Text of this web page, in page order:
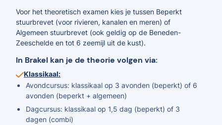
Voor het theoretisch examen kies je tussen Beperkt
stuurbrevet (voor rivieren, kanalen en meren) of
Algemeen stuurbrevet (ook geldig op de Beneden-
Zeeschelde en tot 6 zeemijl uit de kust).
In Brakel kan je de theorie volgen via:
Klassikaal:
Avondcursus: klassikaal op 3 avonden (beperkt) of 6
avonden (beperkt + algemeen)
Dagcursus: klassikaal op 1,5 dag (beperkt) of 3
dagen (combi)